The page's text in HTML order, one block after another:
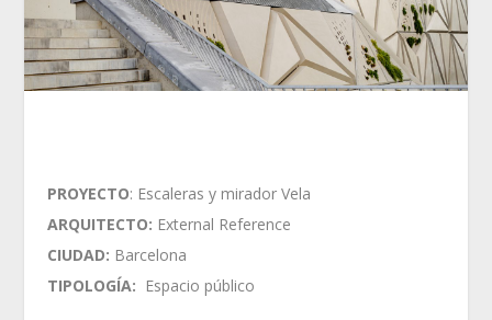
PROYECTO: Escaleras y mirador Vela
ARQUITECTO: External Reference
CIUDAD: Barcelona
TIPOLOGÍA: Espacio público